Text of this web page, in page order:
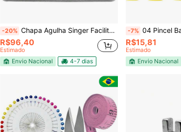
-20% Chapa Agulha Singer Facilita Pro 4411 4423 4432 Completa
R$96,40
Estimado
Envio Nacional
4-7 dias
-7% 04 Pincel Batedor
R$15,81
Estimado
Envio Nacional